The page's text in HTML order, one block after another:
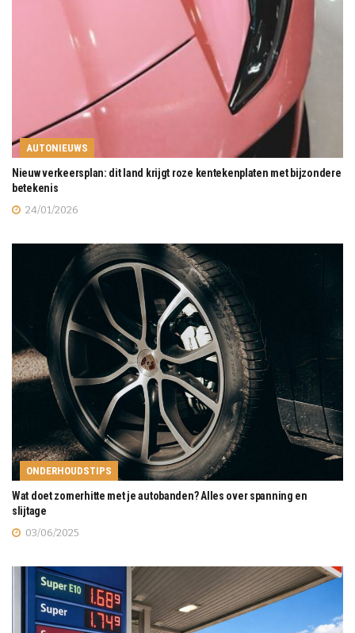
AUTONIEUWS
Nieuw verkeersplan: dit land krijgt roze kentekenplaten met bijzondere
betekenis
24/01/2026
ONDERHOUDSTIPS
Wat doet zomerhitte met je autobanden? Alles over spanning en
slijtage
03/06/2025